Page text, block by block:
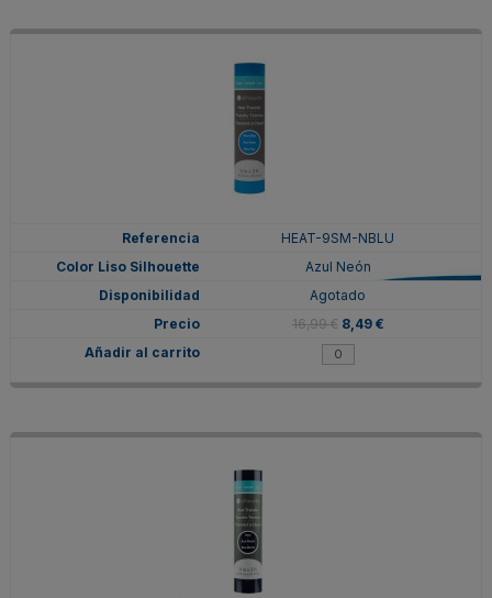
HEAT-9SM-NBLU
Azul Neón
Agotado
16,99 € 8,49 €